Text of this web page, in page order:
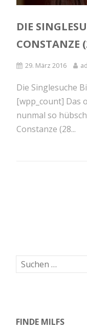
DIE
CONSTANZE
29. März 2016
Die Singlesuche
[wpp_count] Das
nunmal so
Constanze (28...
FINDE MILFS